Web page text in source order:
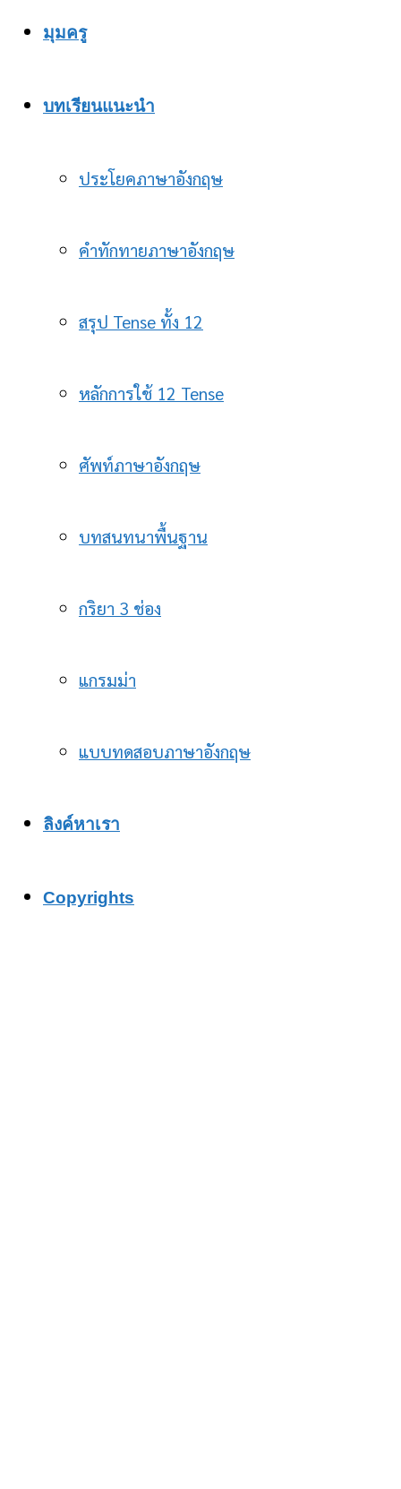
มุมครู
บทเรียนแนะนำ
ประโยคภาษาอังกฤษ
คำทักทายภาษาอังกฤษ
สรุป Tense ทั้ง 12
หลักการใช้ 12 Tense
ศัพท์ภาษาอังกฤษ
บทสนทนาพื้นฐาน
กริยา 3 ช่อง
แกรมม่า
แบบทดสอบภาษาอังกฤษ
ลิงค์หาเรา
Copyrights